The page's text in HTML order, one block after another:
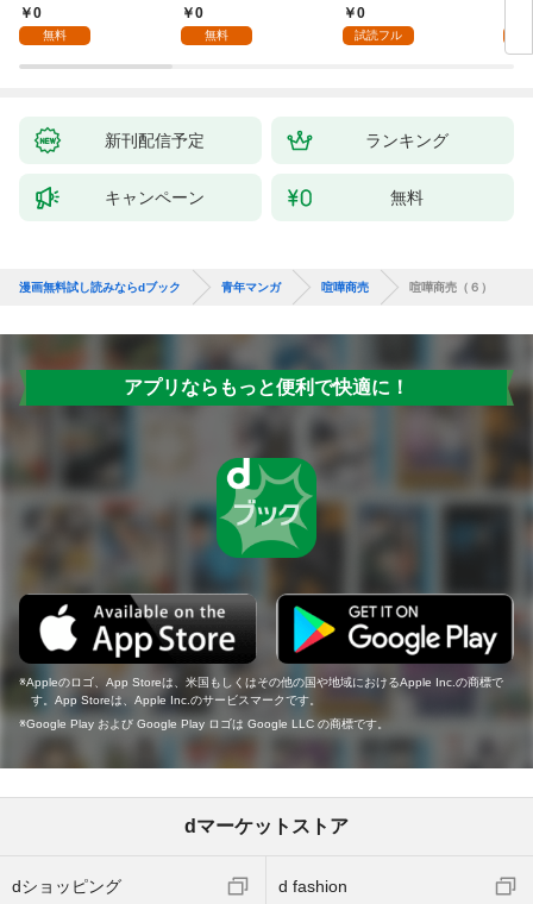
た僕の留守中に、一途
な彼女が汚されるまで
0
無料
話0
無料
0
試読フル
新刊配信予定 ランキング
キャンペーン 無料
漫画無料試し読みならdブック 青年マンガ 喧嘩商売 喧嘩商売（６）
アプリならもっと便利で快適に！
Appleのロゴ、App Storeは、米国もしくはその他の国や地域におけるApple Inc.の商標で
す。App Storeは、Apple Inc.のサービスマークです。
Google Play および Google Play ロゴは Google LLC の商標です。
dマーケットストア
dショッピング d fashion